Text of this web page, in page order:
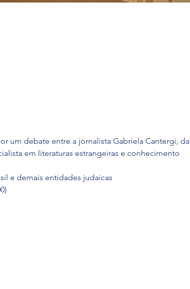
um debate entre a jornalista Gabriela Cantergi, da
em literaturas estrangeiras e conhecimento
e demais entidades judaicas